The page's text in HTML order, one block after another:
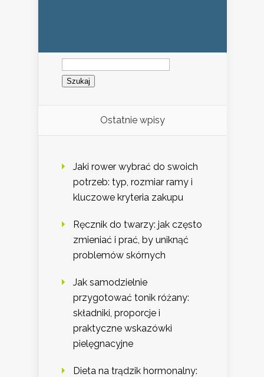
Szukaj:
Ostatnie wpisy
Jaki rower wybrać do swoich
potrzeb: typ, rozmiar ramy i
kluczowe kryteria zakupu
Ręcznik do twarzy: jak często
zmieniać i prać, by uniknąć
problemów skórnych
Jak samodzielnie
przygotować tonik różany:
składniki, proporcje i
praktyczne wskazówki
pielęgnacyjne
Dieta na trądzik hormonalny: